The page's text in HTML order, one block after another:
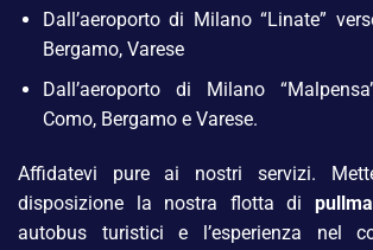
Dall’aeroporto di Milano “Linate”
Bergamo, Varese
Dall’aeroporto di Milano
Como, Bergamo e Varese.
Affidatevi pure ai nostri servizi.
disposizione la nostra flotta di
autobus turistici e l’esperienza nel